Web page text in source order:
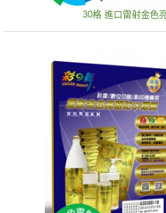
30格 進口雷射金色